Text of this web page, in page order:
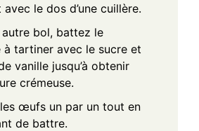
avec le dos d’une cuillère.
autre bol, battez le
à tartiner avec le sucre et
vanille jusqu’à obtenir
crémeuse.
œufs un par un tout en
de battre.